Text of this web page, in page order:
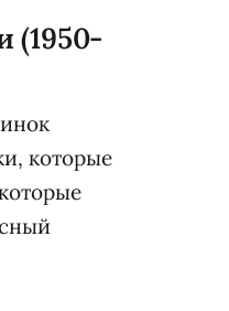
(1950-
которые